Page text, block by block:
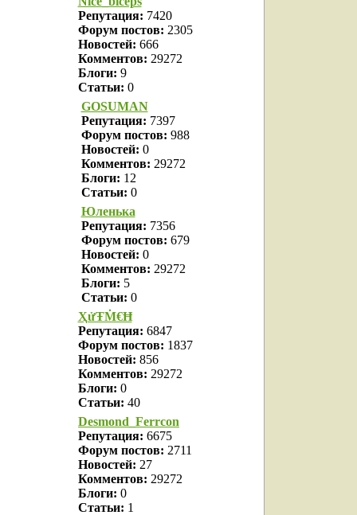
Репутация: 7420
Форум постов: 2305
Новостей: 666
Комментов: 29272
Блоги: 9
Статьи: 0
GOSUMAN
Репутация: 7397
Форум постов: 988
Новостей: 0
Комментов: 29272
Блоги: 12
Статьи: 0
Юленька
Репутация: 7356
Форум постов: 679
Новостей: 0
Комментов: 29272
Блоги: 5
Статьи: 0
ҲửŦṀ€Ħ
Репутация: 6847
Форум постов: 1837
Новостей: 856
Комментов: 29272
Блоги: 0
Статьи: 40
Desmond_Ferrcon
Репутация: 6675
Форум постов: 2711
Новостей: 27
Комментов: 29272
Блоги: 0
Статьи: 1